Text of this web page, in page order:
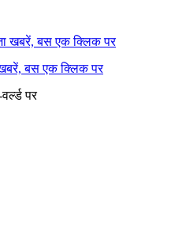
बस एक क्लिक पर
पर